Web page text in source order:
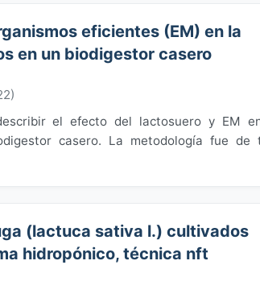
eficientes (EM) en la
en un biodigestor casero
)
el efecto del lactosuero y EM
casero. La metodología fue de
(lactuca sativa l.) cultivados
hidropónico, técnica nft